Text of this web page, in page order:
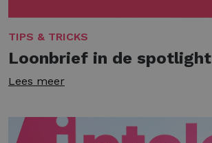
TIPS & TRICKS
Loonbrief in de spotlight
Lees meer